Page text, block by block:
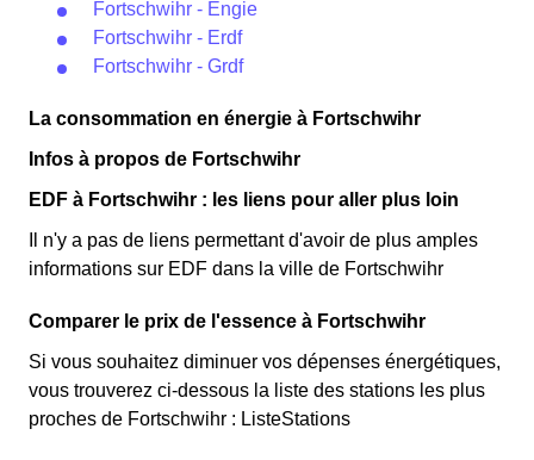
Fortschwihr - Engie
Fortschwihr - Erdf
Fortschwihr - Grdf
La consommation en énergie à Fortschwihr
Infos à propos de Fortschwihr
EDF à Fortschwihr : les liens pour aller plus loin
Il n'y a pas de liens permettant d'avoir de plus amples
informations sur EDF dans la ville de Fortschwihr
Comparer le prix de l'essence à Fortschwihr
Si vous souhaitez diminuer vos dépenses énergétiques,
vous trouverez ci-dessous la liste des stations les plus
proches de Fortschwihr : ListeStations